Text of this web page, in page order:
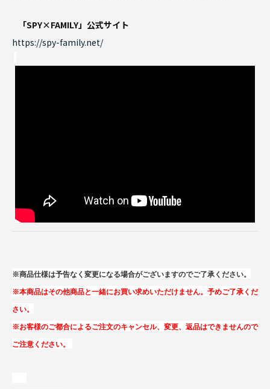
「SPY×FAMILY」公式サイト
https://spy-family.net/
※商品仕様は予告なく変更になる場合がございますのでご了承ください。
※本商品はその他商品と一緒にお買い求めいただけません。予めご了承くだ
さい。
※お客様のご都合によるご注文のキャンセル、変更、返品はできませんので
ご注意ください。